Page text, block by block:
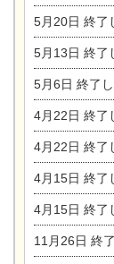
5月20日 終了し
5月13日 終了
5月6日 終了しま
4月22日 終了
4月22日 終了し
4月15日 終了し
4月15日 終了
11月26日 終了